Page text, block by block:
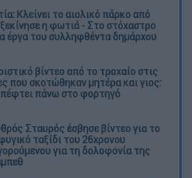
Κλείνει το αιολικό πάρκο από
η φωτιά - Στο στόχαστρο
έργα του συλληφθέντα δημάρχου
βίντεο από το τροχαίο στις
που σκοτώθηκαν μητέρα και γιος:
πέφτει πάνω στο φορτηγό
Σταυρός έσβησε βίντεο για το
ταξίδι του 26χρονου
για τη δολοφονία της